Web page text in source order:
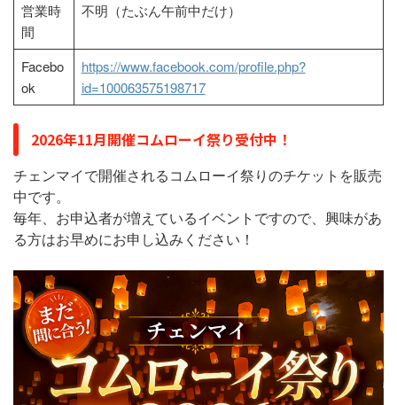
営業時
間
不明（たぶん午前中だけ）
Facebo
ok
https://www.facebook.com/profile.php?
id=100063575198717
2026年11月開催コムローイ祭り受付中！
チェンマイで開催されるコムローイ祭りのチケットを販売
中です。
毎年、お申込者が増えているイベントですので、興味があ
る方はお早めにお申し込みください！